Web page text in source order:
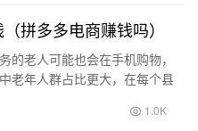
拼多多电商赚钱吗）
的老人可能也会在手机购物，
老年人群占比更大，在每个县
1.0K